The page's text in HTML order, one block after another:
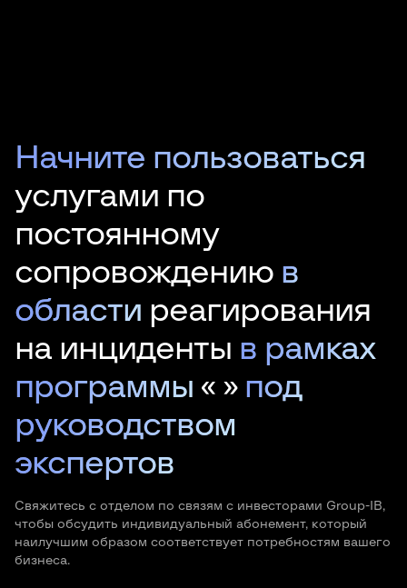
Начните пользоваться
услугами по
постоянному
сопровождению в
области реагирования
на инциденты в рамках
программы « » под
руководством
экспертов
Свяжитесь с отделом по связям с инвесторами Group-IB,
чтобы обсудить индивидуальный абонемент, который
наилучшим образом соответствует потребностям вашего
бизнеса.